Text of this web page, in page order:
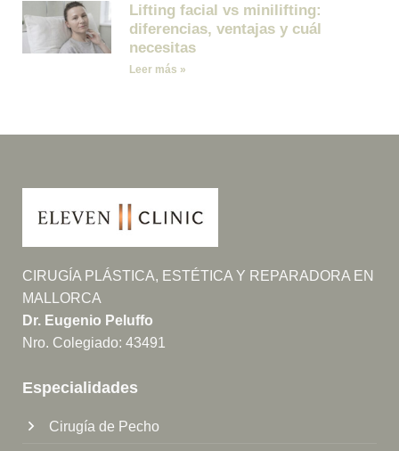
Lifting facial vs minilifting:
diferencias, ventajas y cuál
necesitas
Leer más »
CIRUGÍA PLÁSTICA, ESTÉTICA Y REPARADORA EN
MALLORCA
Dr. Eugenio Peluffo
Nro. Colegiado: 43491
Especialidades
Cirugía de Pecho